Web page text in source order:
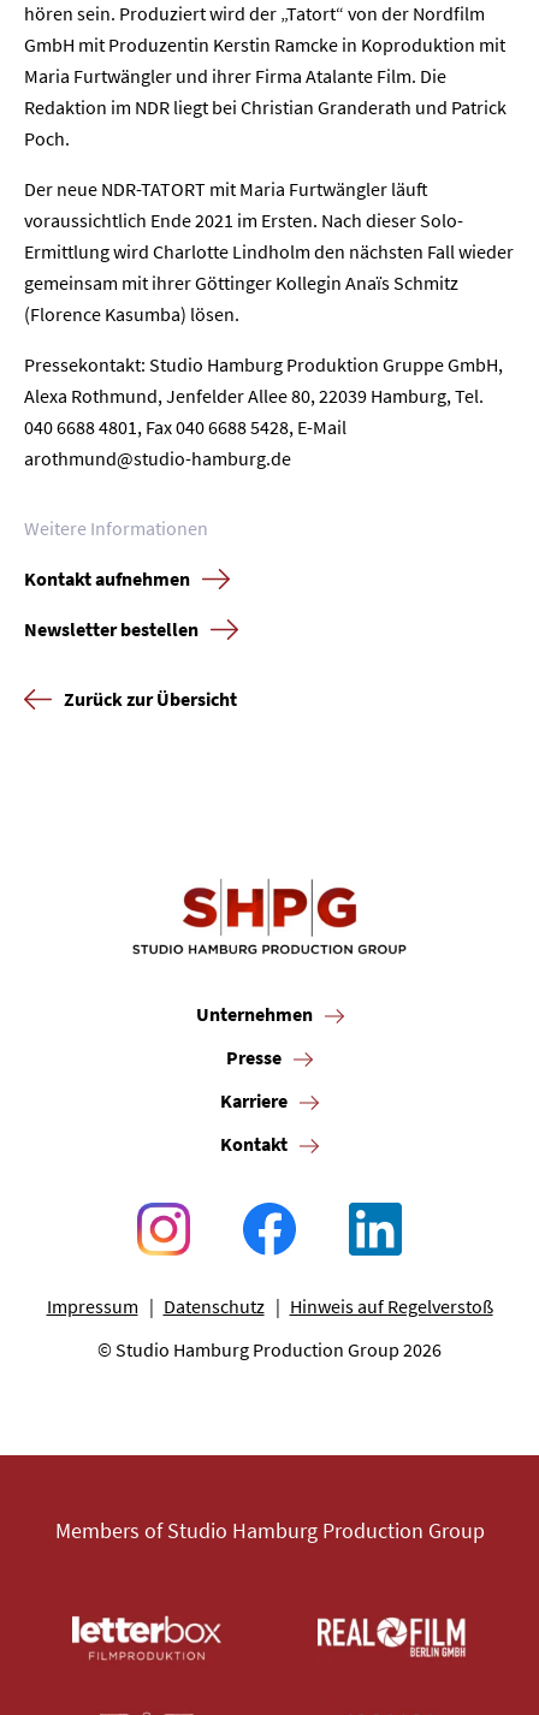
hören sein. Produziert wird der „Tatort“ von der Nordfilm
GmbH mit Produzentin Kerstin Ramcke in Koproduktion mit
Maria Furtwängler und ihrer Firma Atalante Film. Die
Redaktion im NDR liegt bei Christian Granderath und Patrick
Poch.
Der neue NDR-TATORT mit Maria Furtwängler läuft
voraussichtlich Ende 2021 im Ersten. Nach dieser Solo-
Ermittlung wird Charlotte Lindholm den nächsten Fall wieder
gemeinsam mit ihrer Göttinger Kollegin Anaïs Schmitz
(Florence Kasumba) lösen.
Pressekontakt: Studio Hamburg Produktion Gruppe GmbH,
Alexa Rothmund, Jenfelder Allee 80, 22039 Hamburg, Tel.
040 6688 4801, Fax 040 6688 5428, E-Mail
arothmund@studio-hamburg.de
Weitere Informationen
Kontakt aufnehmen
Newsletter bestellen
Zurück zur Übersicht
Unternehmen
Presse
Karriere
Kontakt
Impressum Datenschutz
Hinweis auf Regelverstoß
© Studio Hamburg Production Group 2026
Members of Studio Hamburg Production Group
Home
Unternehmen
Presse
Karriere
Kontakt